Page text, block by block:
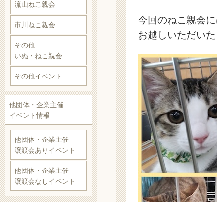
今回のねこ親会
お越しいただい
流山ねこ親会
市川ねこ親会
その他
いぬ・ねこ親会
その他イベント
他団体・企業主催
イベント情報
他団体・企業主催
譲渡会ありイベント
他団体・企業主催
譲渡会なしイベント